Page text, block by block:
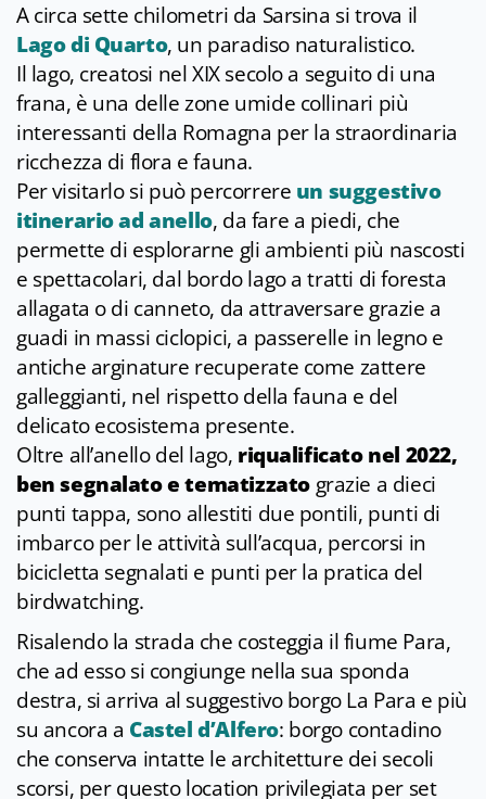
A circa sette chilometri da Sarsina si trova il
Lago di Quarto, un paradiso naturalistico.
Il lago, creatosi nel XIX secolo a seguito di una
frana, è una delle zone umide collinari più
interessanti della Romagna per la straordinaria
ricchezza di flora e fauna.
Per visitarlo si può percorrere un suggestivo
itinerario ad anello, da fare a piedi, che
permette di esplorarne gli ambienti più nascosti
e spettacolari, dal bordo lago a tratti di foresta
allagata o di canneto, da attraversare grazie a
guadi in massi ciclopici, a passerelle in legno e
antiche arginature recuperate come zattere
galleggianti, nel rispetto della fauna e del
delicato ecosistema presente.
Oltre all’anello del lago, riqualificato nel 2022,
ben segnalato e tematizzatograzie a dieci
punti tappa, sono allestiti due pontili, punti di
imbarco per le attività sull’acqua, percorsi in
bicicletta segnalati e punti per la pratica del
birdwatching.
Risalendo la strada che costeggia il fiume Para,
che ad esso si congiunge nella sua sponda
destra, si arriva al suggestivo borgo La Para e più
su ancora a Castel d’Alfero: borgo contadino
che conserva intatte le architetture dei secoli
scorsi, per questo location privilegiata per set